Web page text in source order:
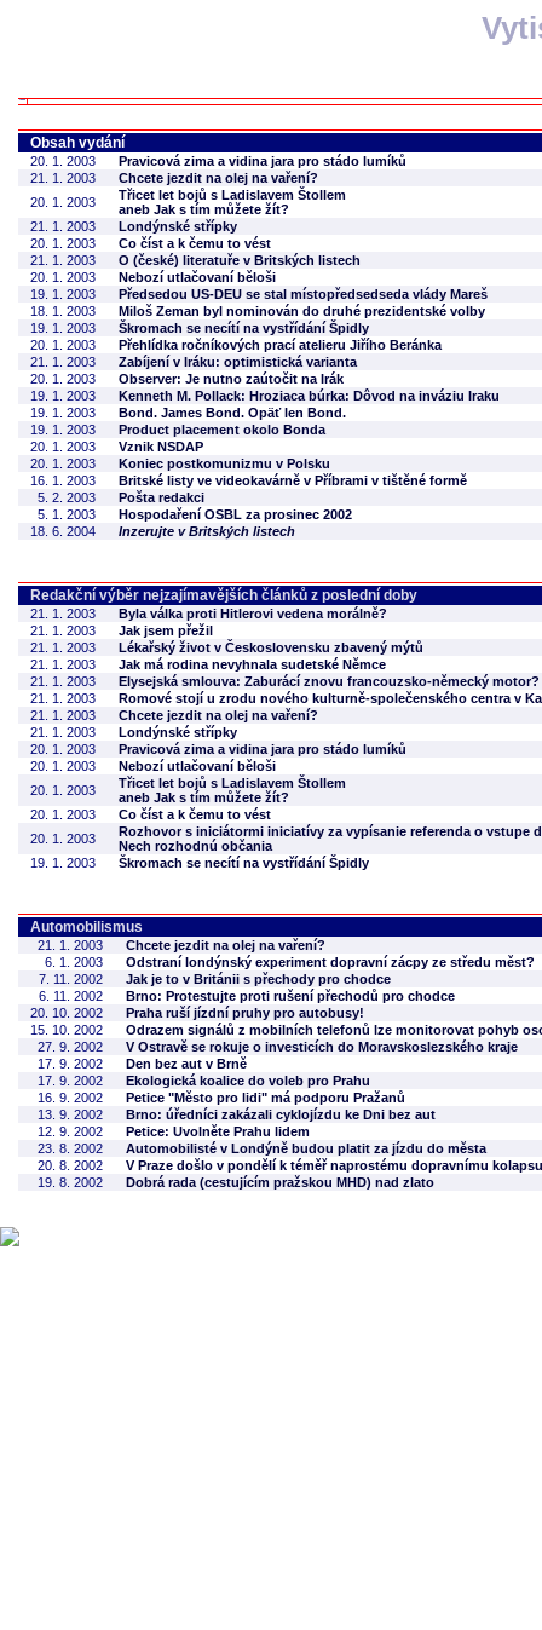
Obsah vydání
20. 1. 2003
Pravicová zima a vidina jara pro stádo lumíků
21. 1. 2003
Chcete jezdit na olej na vaření?
20. 1. 2003
Třicet let bojů s Ladislavem Štollem
aneb Jak s tím můžete žít?
21. 1. 2003
Londýnské střípky
20. 1. 2003
Co číst a k čemu to vést
21. 1. 2003
O (české) literatuře v Britských listech
20. 1. 2003
Nebozí utlačovaní běloši
19. 1. 2003
Předsedou US-DEU se stal místopředsedseda vlády Mareš
18. 1. 2003
Miloš Zeman byl nominován do druhé prezidentské volby
19. 1. 2003
Škromach se necítí na vystřídání Špidly
20. 1. 2003
Přehlídka ročníkových prací atelieru Jiřího Beránka
21. 1. 2003
Zabíjení v Iráku: optimistická varianta
20. 1. 2003
Observer: Je nutno zaútočit na Irák
19. 1. 2003
Kenneth M. Pollack: Hroziaca búrka: Dôvod na inváziu Iraku
19. 1. 2003
Bond. James Bond. Opäť len Bond.
19. 1. 2003
Product placement okolo Bonda
20. 1. 2003
Vznik NSDAP
20. 1. 2003
Koniec postkomunizmu v Polsku
16. 1. 2003
Britské listy ve videokavárně v Příbrami v tištěné formě
5. 2. 2003
Pošta redakci
5. 1. 2003
Hospodaření OSBL za prosinec 2002
18. 6. 2004
Inzerujte v Britských listech
Redakční výběr nejzajímavějších článků z poslední doby
21. 1. 2003
Byla válka proti Hitlerovi vedena morálně?
21. 1. 2003
Jak jsem přežil
21. 1. 2003
Lékařský život v Československu zbavený mýtů
21. 1. 2003
Jak má rodina nevyhnala sudetské Němce
21. 1. 2003
Elysejská smlouva: Zaburácí znovu francouzsko-německý motor?
21. 1. 2003
Romové stojí u zrodu nového kulturně-společenského centra v
21. 1. 2003
Chcete jezdit na olej na vaření?
21. 1. 2003
Londýnské střípky
20. 1. 2003
Pravicová zima a vidina jara pro stádo lumíků
20. 1. 2003
Nebozí utlačovaní běloši
20. 1. 2003
Třicet let bojů s Ladislavem Štollem
aneb Jak s tím můžete žít?
20. 1. 2003
Co číst a k čemu to vést
20. 1. 2003
Rozhovor s iniciátormi iniciatívy za vypísanie referenda o vstupe
Nech rozhodnú občania
19. 1. 2003
Škromach se necítí na vystřídání Špidly
Automobilismus
21. 1. 2003
Chcete jezdit na olej na vaření?
6. 1. 2003
Odstraní londýnský experiment dopravní zácpy ze středu měst?
7. 11. 2002
Jak je to v Británii s přechody pro chodce
6. 11. 2002
Brno: Protestujte proti rušení přechodů pro chodce
20. 10. 2002
Praha ruší jízdní pruhy pro autobusy!
15. 10. 2002
Odrazem signálů z mobilních telefonů lze monitorovat pohyb
27. 9. 2002
V Ostravě se rokuje o investicích do Moravskoslezského kraje
17. 9. 2002
Den bez aut v Brně
17. 9. 2002
Ekologická koalice do voleb pro Prahu
16. 9. 2002
Petice "Město pro lidi" má podporu Pražanů
13. 9. 2002
Brno: úředníci zakázali cyklojízdu ke Dni bez aut
12. 9. 2002
Petice: Uvolněte Prahu lidem
23. 8. 2002
Automobilisté v Londýně budou platit za jízdu do města
20. 8. 2002
V Praze došlo v pondělí k téměř naprostému dopravnímu kolapsu
19. 8. 2002
Dobrá rada (cestujícím pražskou MHD) nad zlato